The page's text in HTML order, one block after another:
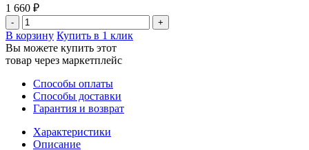
1 660 ₽
- +
В корзину Купить в 1 клик
Вы можете купить этот
товар через маркетплейс
Способы оплаты
Способы доставки
Гарантия и возврат
Характеристики
Описание